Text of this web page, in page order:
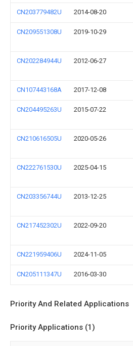
CN203779482U 2014-08-20
CN209551308U 2019-10-29
CN202284944U 2012-06-27
CN107443168A 2017-12-08
CN204495263U 2015-07-22
CN210616505U 2020-05-26
CN222761530U 2025-04-15
CN203356744U 2013-12-25
CN217452302U 2022-09-20
CN221959406U 2024-11-05
CN205111347U 2016-03-30
Priority And Related Applications
Priority Applications (1)